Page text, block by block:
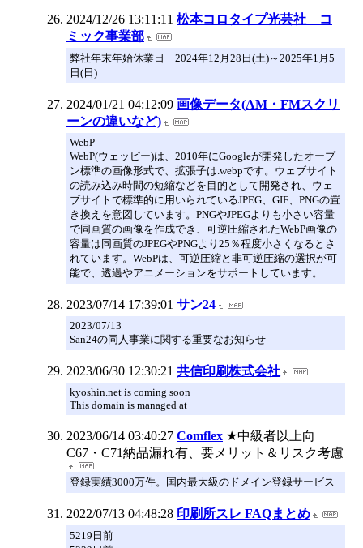
2024/12/26 13:11:11 松本コロタイプ光芸社 コ
ミック事業部
弊社年末年始休業日 2024年12月28日(土)～2025年1月5
日(日)
2024/01/21 04:12:09 画像データ(AM・FMスクリ
ーンの違いなど)
WebP
WebP(ウェッピー)は、2010年にGoogleが開発したオープ
ン標準の画像形式で、拡張子は.webpです。ウェブサイト
の読み込み時間の短縮などを目的として開発され、ウェ
ブサイトで標準的に用いられているJPEG、GIF、PNGの置
き換えを意図しています。PNGやJPEGよりも小さい容量
で同画質の画像を作成でき、可逆圧縮されたWebP画像の
容量は同画質のJPEGやPNGより25％程度小さくなるとさ
れています。WebPは、可逆圧縮と非可逆圧縮の選択が可
能で、透過やアニメーションをサポートしています。
2023/07/14 17:39:01 サン24
2023/07/13
San24の同人事業に関する重要なお知らせ
2023/06/30 12:30:21 共信印刷株式会社
kyoshin.net is coming soon
This domain is managed at
2023/06/14 03:40:27 Comflex ★中級者以上向
C67・C71納品漏れ有、要メリット＆リスク考慮
登録実績3000万件。国内最大級のドメイン登録サービス
2022/07/13 04:48:28 印刷所スレ FAQまとめ
5219日前